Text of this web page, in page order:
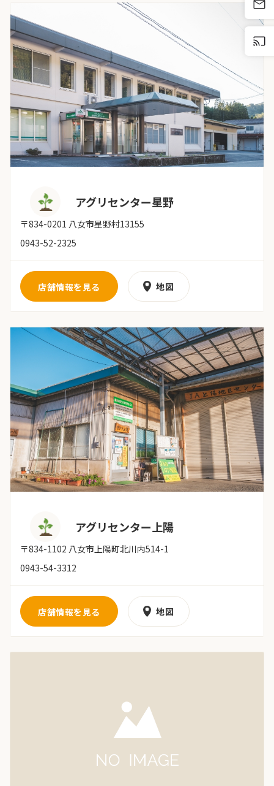
アグリセンター星野
〒834-0201 八女市星野村13155
0943-52-2325
店舗情報を見る 地図
アグリセンター上陽
〒834-1102 八女市上陽町北川内514-1
0943-54-3312
店舗情報を見る 地図